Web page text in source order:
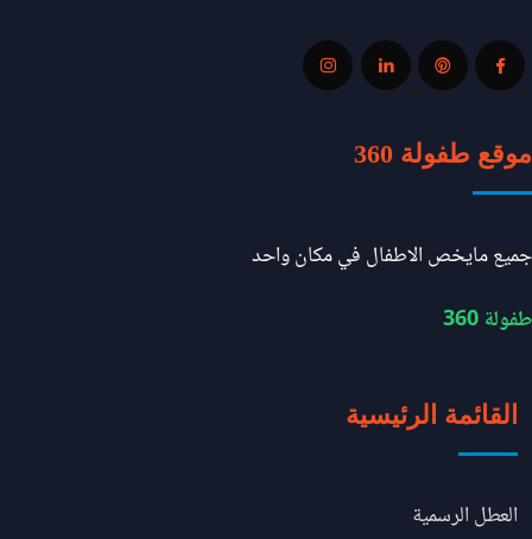
موقع طفولة 360
جميع مايخص الاطفال في مكان واحد
طفولة 360
القائمة الرئيسية
العطل الرسمية